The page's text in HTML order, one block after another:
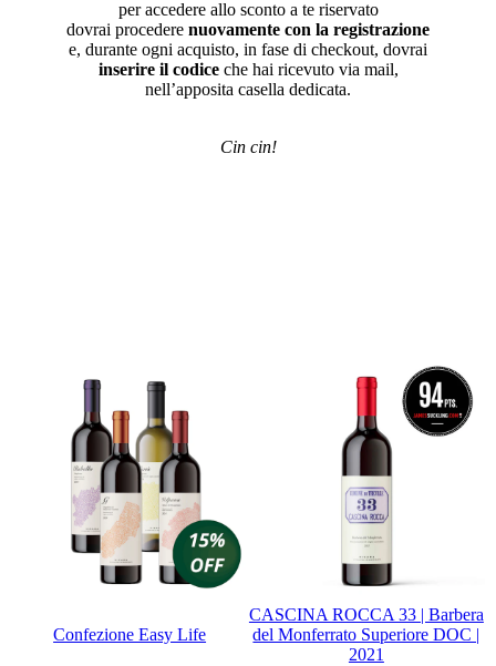
per accedere allo sconto a te riservato
dovrai procedere nuovamente con la registrazione
e, durante ogni acquisto, in fase di checkout, dovrai
inserire il codiceche hai ricevuto via mail,
nell’apposita casella dedicata.
Cin cin!
Confezione Easy Life
CASCINA ROCCA 33 | Barbera
del Monferrato Superiore DOC |
2021